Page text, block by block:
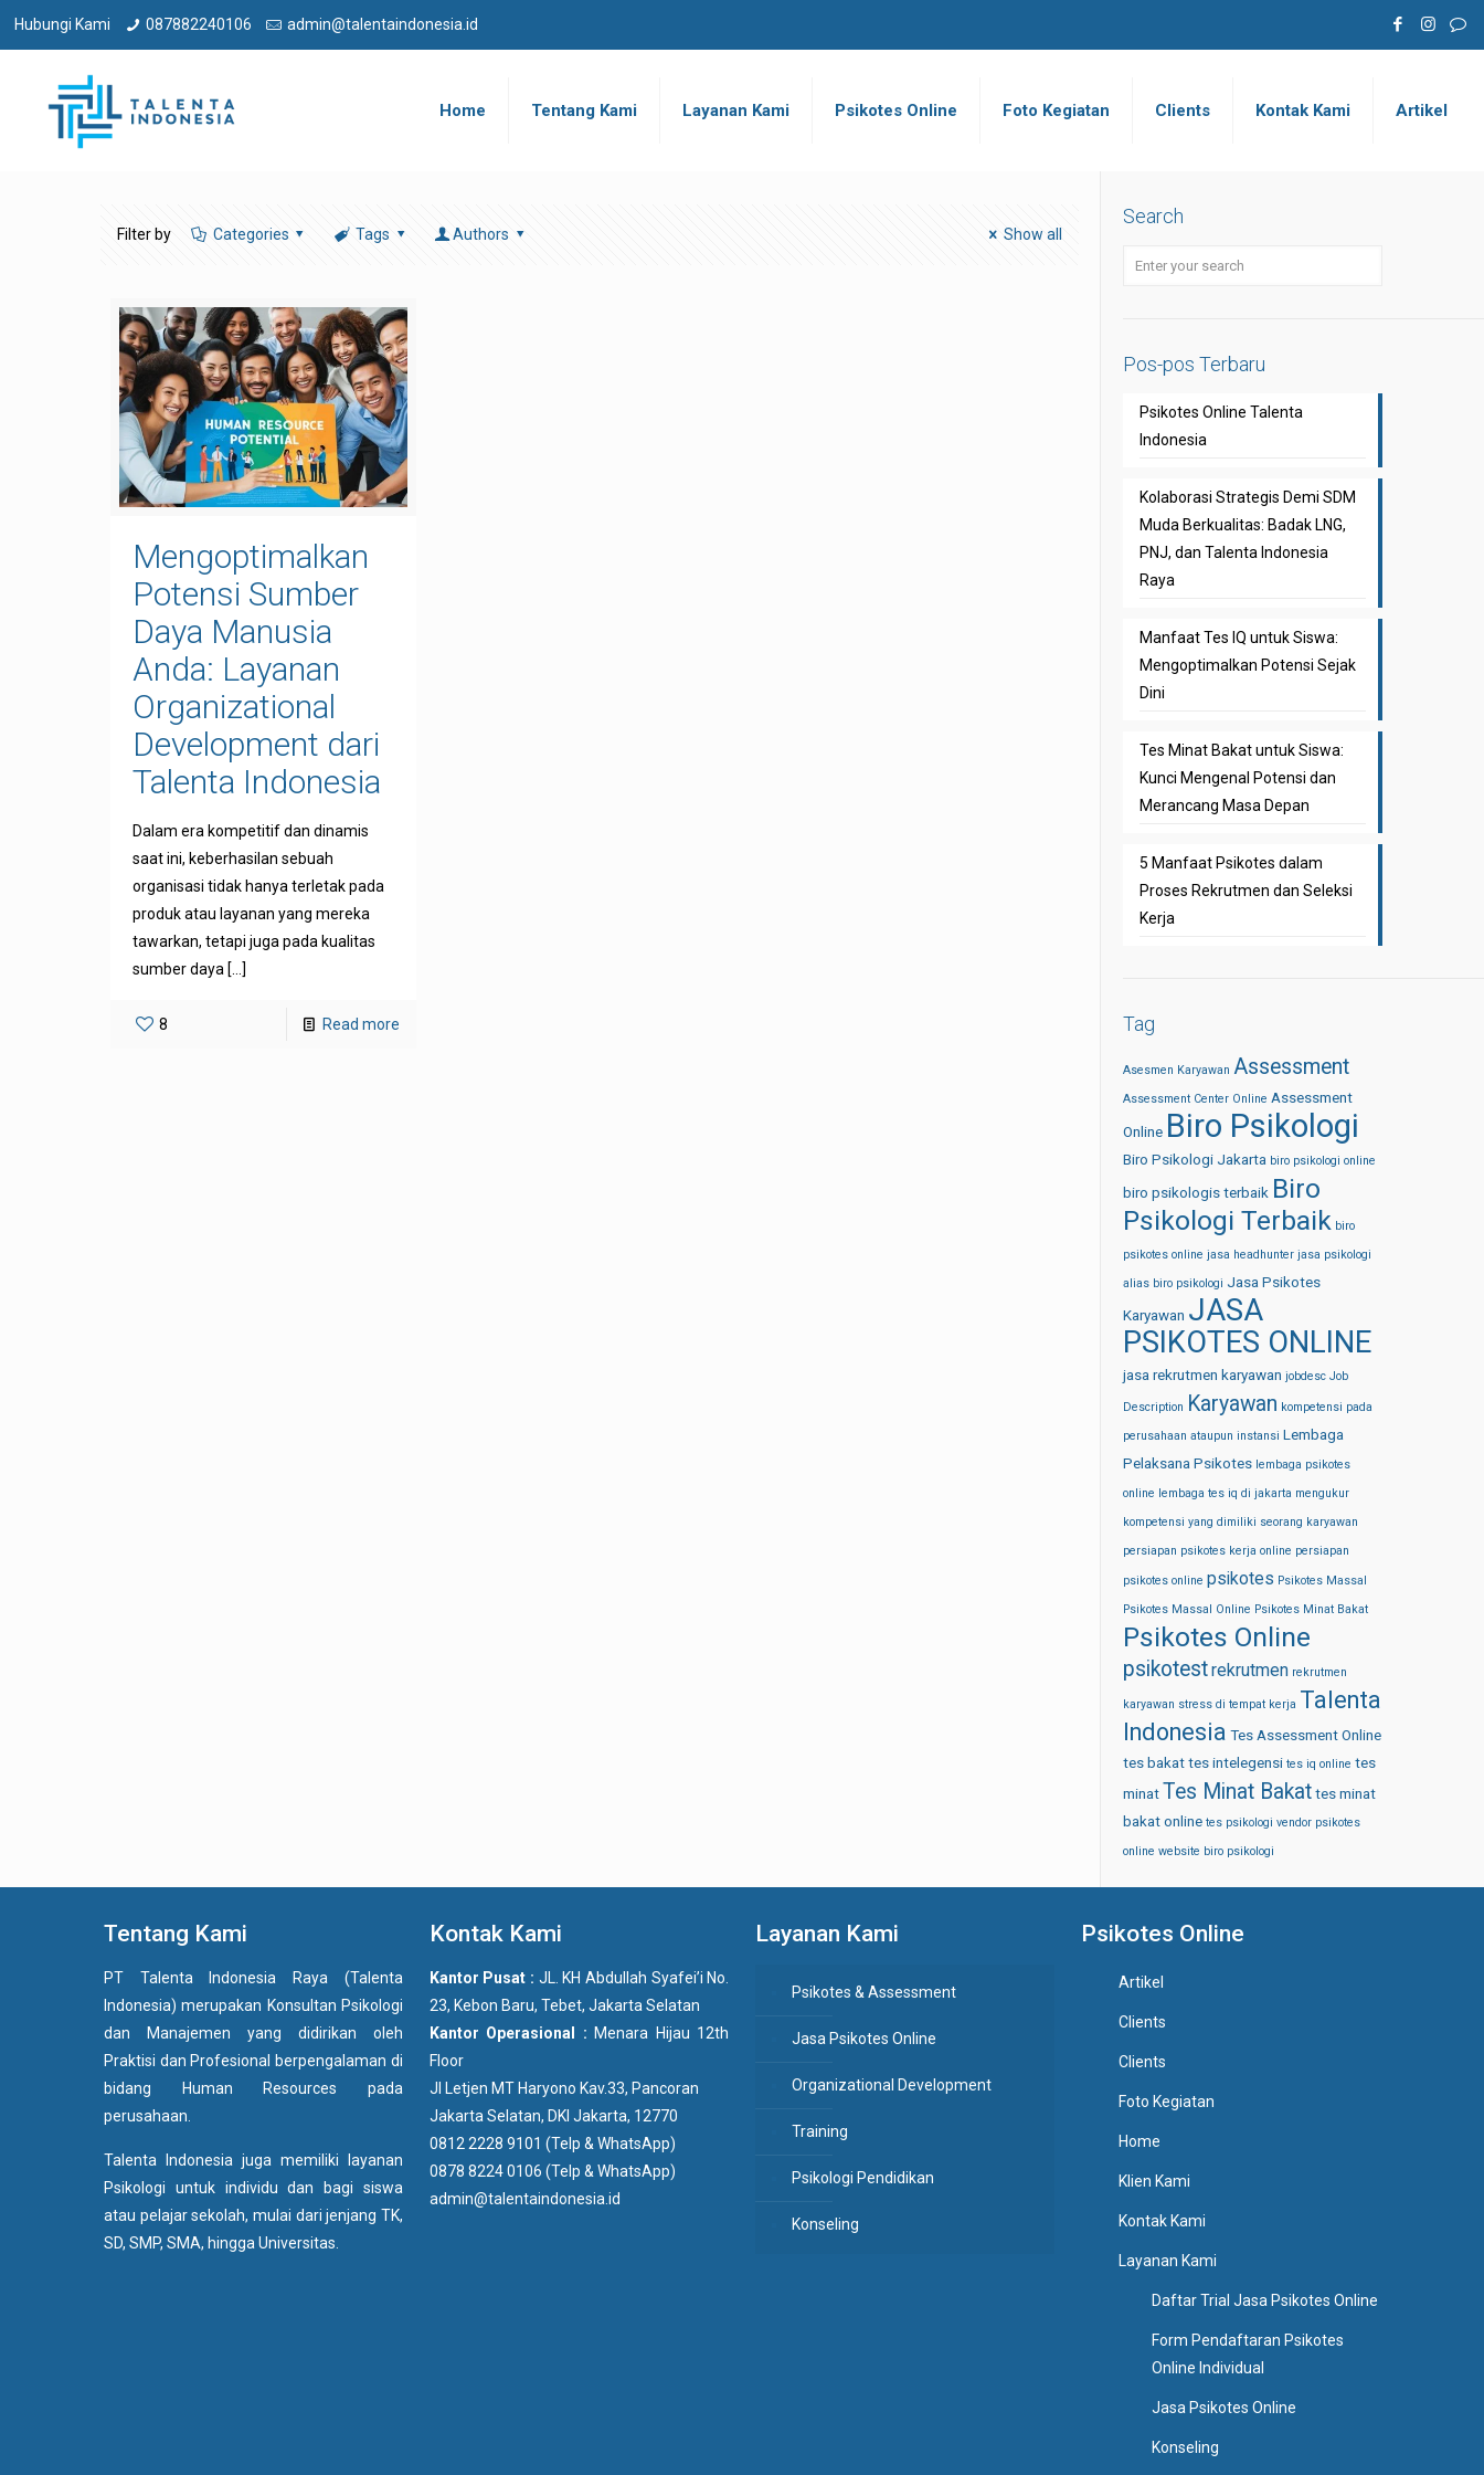
Hubungi Kami 087882240106 admin@talentaindonesia.id
Home Tentang Kami Layanan Kami Psikotes Online Foto Kegiatan Clients Kontak Kami Artikel
Filter by Categories Tags Authors Show all
Mengoptimalkan
Potensi Sumber
Daya Manusia
Anda: Layanan
Organizational
Development dari
Talenta Indonesia
Dalam era kompetitif dan dinamis
saat ini, keberhasilan sebuah
organisasi tidak hanya terletak pada
produk atau layanan yang mereka
tawarkan, tetapi juga pada kualitas
sumber daya […]
8 Read more
Search
Pos-pos Terbaru
Psikotes Online Talenta
Indonesia
Kolaborasi Strategis Demi SDM
Muda Berkualitas: Badak LNG,
PNJ, dan Talenta Indonesia
Raya
Manfaat Tes IQ untuk Siswa:
Mengoptimalkan Potensi Sejak
Dini
Tes Minat Bakat untuk Siswa:
Kunci Mengenal Potensi dan
Merancang Masa Depan
5 Manfaat Psikotes dalam
Proses Rekrutmen dan Seleksi
Kerja
Tag
Asesmen Karyawan Assessment
Assessment Center Online Assessment
Online Biro Psikologi
Biro Psikologi Jakarta biro psikologi online
biro psikologis terbaik Biro
Psikologi Terbaik biro
psikotes online jasa headhunter jasa psikologi
alias biro psikologi Jasa Psikotes
Karyawan JASA
PSIKOTES ONLINE
jasa rekrutmen karyawan jobdesc Job
Description Karyawan kompetensi pada
perusahaan ataupun instansi Lembaga
Pelaksana Psikotes lembaga psikotes
online lembaga tes iq di jakarta mengukur
kompetensi yang dimiliki seorang karyawan
persiapan psikotes kerja online persiapan
psikotes online psikotes Psikotes Massal
Psikotes Massal Online Psikotes Minat Bakat
Psikotes Online
psikotestrekrutmen rekrutmen
karyawan stress di tempat kerja Talenta
Indonesia Tes Assessment Online
tes bakat tes intelegensi tes iq online tes
minat Tes Minat Bakat tes minat
bakat online tes psikologi vendor psikotes
online website biro psikologi
Tentang Kami
PT Talenta Indonesia Raya (Talenta
Indonesia) merupakan Konsultan Psikologi
dan Manajemen yang didirikan oleh
Praktisi dan Profesional berpengalaman di
bidang Human Resources pada
perusahaan.
Talenta Indonesia juga memiliki layanan
Psikologi untuk individu dan bagi siswa
atau pelajar sekolah, mulai dari jenjang TK,
SD, SMP, SMA, hingga Universitas.
Kontak Kami
Kantor Pusat : JL. KH Abdullah Syafei’i No.
23, Kebon Baru, Tebet, Jakarta Selatan
Kantor Operasional : Menara Hijau 12th
Floor
Jl Letjen MT Haryono Kav.33, Pancoran
Jakarta Selatan, DKI Jakarta, 12770
0812 2228 9101 (Telp & WhatsApp)
0878 8224 0106 (Telp & WhatsApp)
admin@talentaindonesia.id
Layanan Kami
Psikotes & Assessment
Jasa Psikotes Online
Organizational Development
Training
Psikologi Pendidikan
Konseling
Psikotes Online
Artikel
Clients
Clients
Foto Kegiatan
Home
Klien Kami
Kontak Kami
Layanan Kami
Daftar Trial Jasa Psikotes Online
Form Pendaftaran Psikotes
Online Individual
Jasa Psikotes Online
Konseling